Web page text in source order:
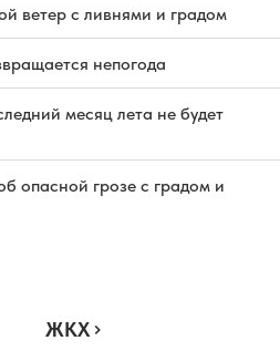
ветер с ливнями и градом
непогода
месяц лета не будет
опасной грозе с градом и
ЖКХ